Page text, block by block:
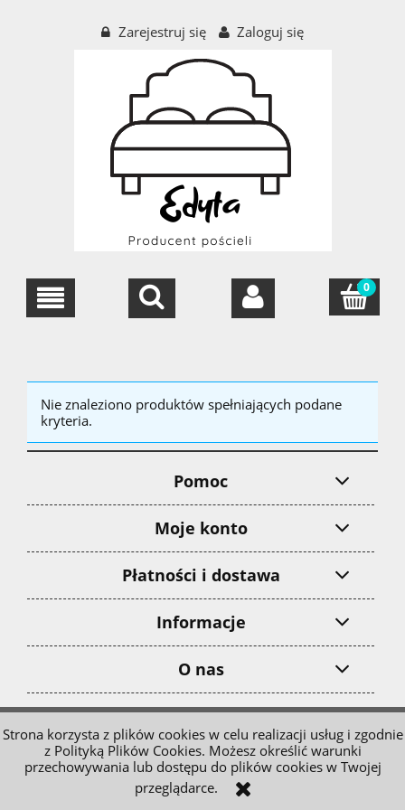
Strona korzysta z plików cookies w celu realizacji usług i zgodnie
z Polityką Plików Cookies. Możesz określić warunki
przechowywania lub dostępu do plików cookies w Twojej
przeglądarce.
Zarejestruj się Zaloguj się
Nie znaleziono produktów spełniających podane
kryteria.
Pomoc
Moje konto
Płatności i dostawa
Informacje
O nas
pokaż pełną wersję strony
Sklep internetowy Shoper.pl